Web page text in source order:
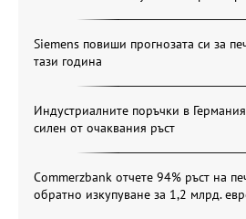
Siemens повиши прогнозата си за
тази година
Индустриалните поръчки в
силен от очаквания ръст
Commerzbank отчете 94% ръст на
обратно изкупуване за 1,2 млрд.